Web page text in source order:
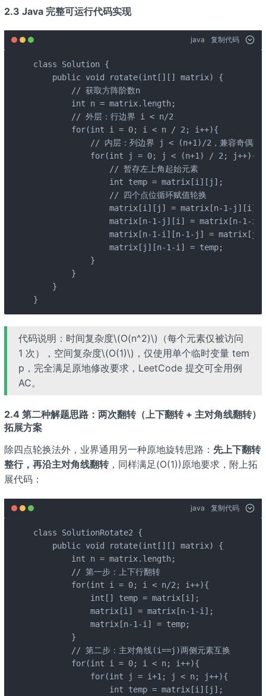
2.3 Java 完整可运行代码实现
java 复制代码
class Solution {
    public void rotate(int[][] matrix) {
        // 获取方阵阶数n
        int n = matrix.length;
        // 外层：行边界 i < n/2
        for(int i = 0; i < n / 2; i++){
// 内层：列边界 j < (n+1)/2，兼容奇偶阶
            for(int j = 0; j < (n+1) / 2; j++){
                // 暂存左上角起始元素
                int temp = matrix[i][j];
                // 四个点位循环赋值轮换
                matrix[i][j] = matrix[n-1-j][i];
matrix[n-1-j][i] = matrix[n-1-
matrix[n-1-i][n-1-j] =
                matrix[j][n-1-i] = temp;
            }
        }
    }
}
代码说明：时间复杂度\(O(n^2)\)（每个元素仅被访问
1 次），空间复杂度\(O(1)\)，仅使用单个临时变量 tem
p，完全满足原地修改要求，LeetCode 提交可全用例
AC。
2.4 第二种解题思路：两次翻转（上下翻转 + 主对角线翻转）
拓展方案
除四点轮换法外，业界通用另一种原地旋转思路： 先上下翻转
整行，再沿主对角线翻转，同样满足(O(1))原地要求，附上拓
展代码：
java 复制代码
class SolutionRotate2 {
    public void rotate(int[][] matrix) {
        int n = matrix.length;
        // 第一步：上下行翻转
        for(int i = 0; i < n/2; i++){
            int[] temp = matrix[i];
            matrix[i] = matrix[n-1-i];
            matrix[n-1-i] = temp;
        }
        // 第二步：主对角线(i==j)两侧元素互换
        for(int i = 0; i < n; i++){
            for(int j = i+1; j < n; j++){
                int temp = matrix[i][j];